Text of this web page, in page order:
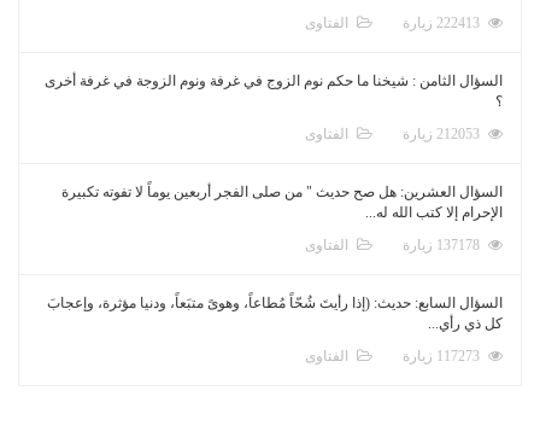
الفتاوى
السؤال الثامن : شيخنا ما حكم نوم الزوج في غرفة ونوم الزوجة في غرفة أخرى
؟
الفتاوى
السؤال العشرين: هل صح حديث " من صلى الفجر أربعين يوماً لا تفوته تكبيرة
الإحرام إلا كتب الله له...
الفتاوى
السؤال السابع: حديث: (إذا رأيتَ شُحّاً مُطاعاً، وهوىً متبَعاً، ودنيا مؤثرة، وإعجابَ
كل ذي رأي...
الفتاوى